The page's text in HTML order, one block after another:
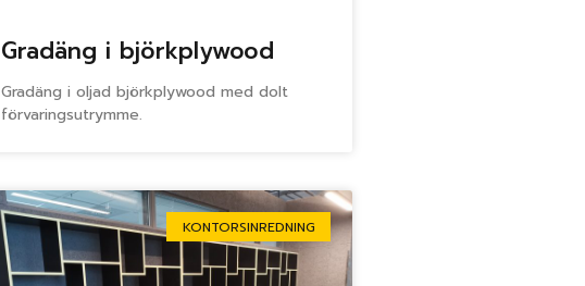
Gradäng i björkplywood
Gradäng i oljad björkplywood med dolt
förvaringsutrymme.
KONTORSINREDNING